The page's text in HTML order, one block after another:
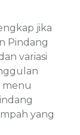
jika
Pindang
variasi
menu
yang